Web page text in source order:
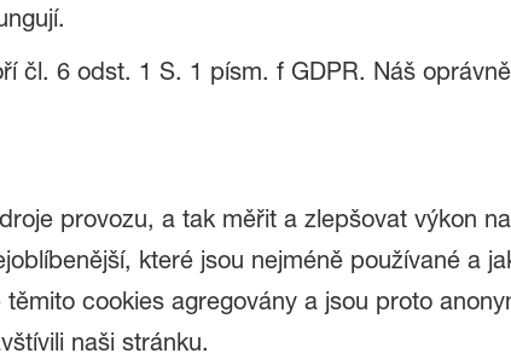
čl. 6 odst. 1 S. 1 písm. f GDPR. Náš
provozu, a tak měřit a zlepšovat výkon
které jsou nejméně používané a
cookies agregovány a jsou proto
naši stránku.